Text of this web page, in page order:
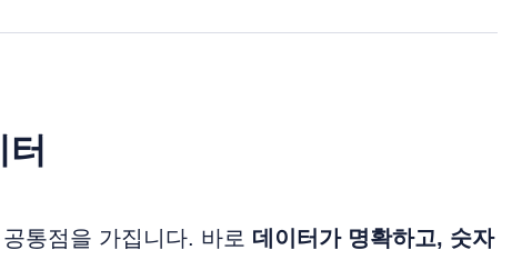
통점을 가집니다. 바로 데이터가 명확하고, 숫자